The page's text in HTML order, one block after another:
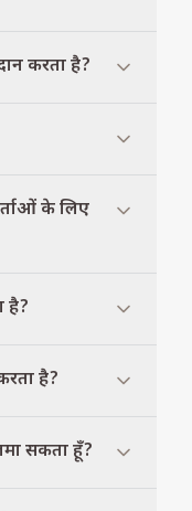
करता है?
के लिए
है?
है?
सकता हूँ?